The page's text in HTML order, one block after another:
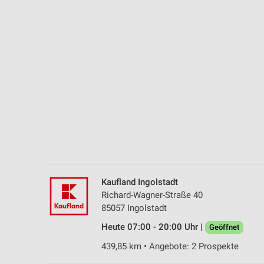
Kaufland Ingolstadt
Richard-Wagner-Straße 40
85057 Ingolstadt
Heute 07:00 - 20:00 Uhr |
Geöffnet
439,85 km • Angebote: 2 Prospekte
Performance